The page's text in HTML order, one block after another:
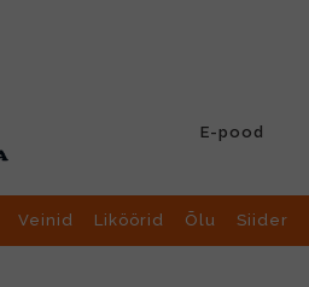
E-pood
Veinid Liköörid Õlu Siider